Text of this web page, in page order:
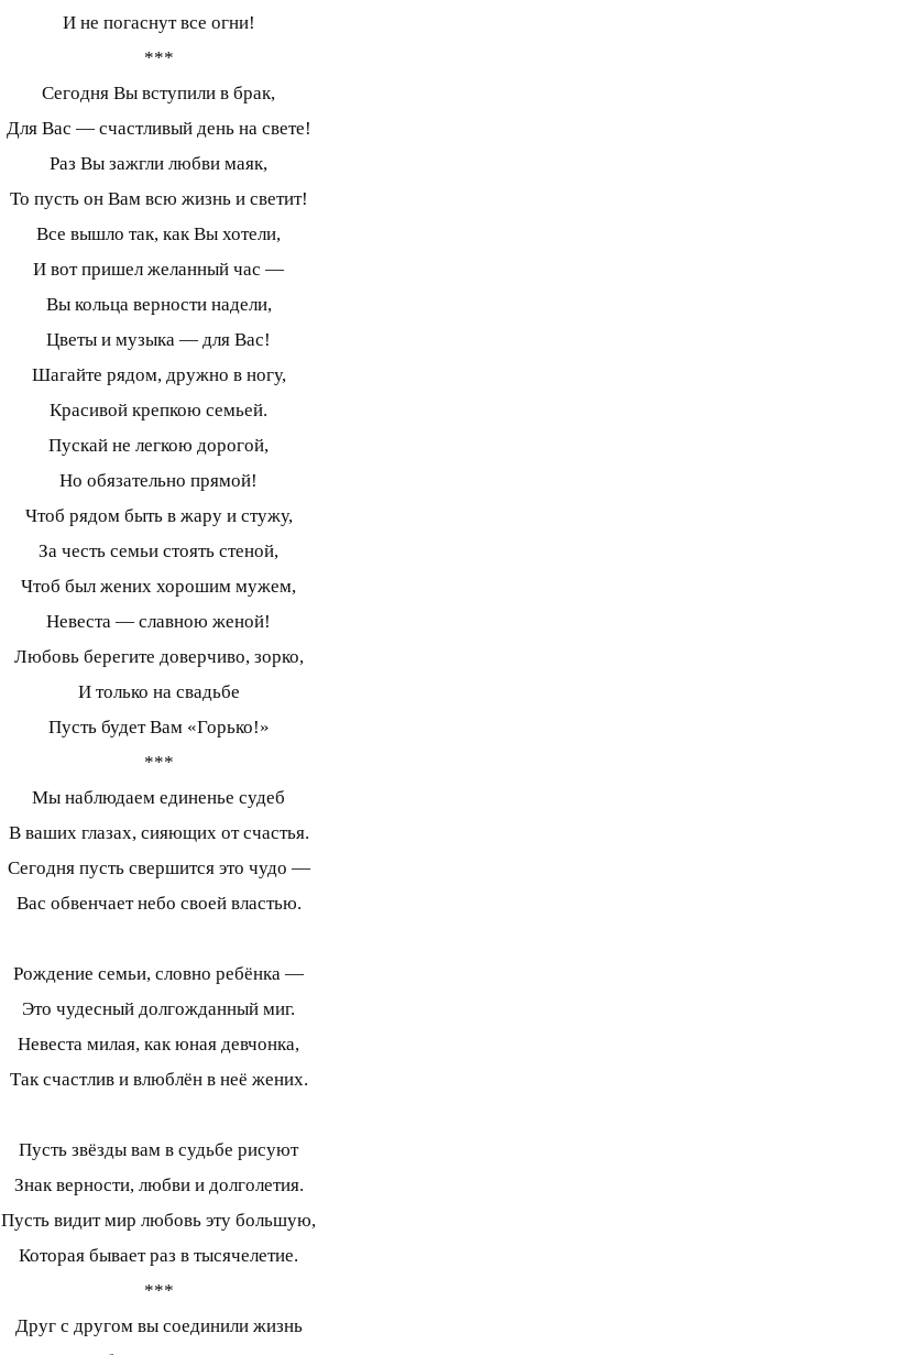
И не погаснут все огни!
***
Сегодня Вы вступили в брак,
Для Вас — счастливый день на свете!
Раз Вы зажгли любви маяк,
То пусть он Вам всю жизнь и светит!
Все вышло так, как Вы хотели,
И вот пришел желанный час —
Вы кольца верности надели,
Цветы и музыка — для Вас!
Шагайте рядом, дружно в ногу,
Красивой крепкою семьей.
Пускай не легкою дорогой,
Но обязательно прямой!
Чтоб рядом быть в жару и стужу,
За честь семьи стоять стеной,
Чтоб был жених хорошим мужем,
Невеста — славною женой!
Любовь берегите доверчиво, зорко,
И только на свадьбе
Пусть будет Вам «Горько!»
***
Мы наблюдаем единенье судеб
В ваших глазах, сияющих от счастья.
Сегодня пусть свершится это чудо —
Вас обвенчает небо своей властью.
Рождение семьи, словно ребёнка —
Это чудесный долгожданный миг.
Невеста милая, как юная девчонка,
Так счастлив и влюблён в неё жених.
Пусть звёзды вам в судьбе рисуют
Знак верности, любви и долголетия.
Пусть видит мир любовь эту большую,
Которая бывает раз в тысячелетие.
***
Друг с другом вы соединили жизнь